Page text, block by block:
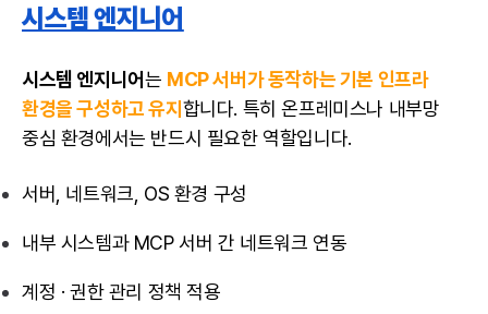
시스템 엔지니어
시스템 엔지니어는 MCP 서버가 동작하는 기본 인프라
환경을 구성하고 유지합니다. 특히 온프레미스나 내부망
중심 환경에서는 반드시 필요한 역할입니다.
서버, 네트워크, OS 환경 구성
내부 시스템과 MCP 서버 간 네트워크 연동
계정 · 권한 관리 정책 적용